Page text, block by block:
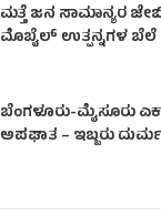
ಮತ್ತೆ ಜನ ಸಾಮಾನ್ಯರ
ಮೊಬೈಲ್ ಉತ್ಪನ್ನಗಳ ಬೆಲೆ
ಬೆಂಗಳೂರು-ಮೈಸೂರು
ಅಪಘಾತ – ಇಬ್ಬರು